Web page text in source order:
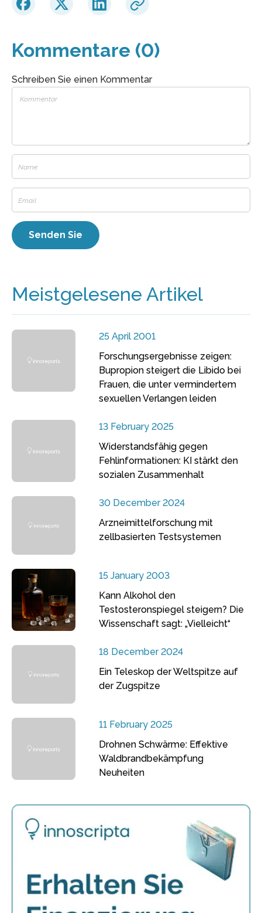
Kommentare (0)
Schreiben Sie einen Kommentar
Meistgelesene Artikel
25 April 2001
Forschungsergebnisse zeigen:
Bupropion steigert die Libido bei
Frauen, die unter vermindertem
sexuellen Verlangen leiden
13 February 2025
Widerstandsfähig gegen
Fehlinformationen: KI stärkt den
sozialen Zusammenhalt
30 December 2024
Arzneimittelforschung mit
zellbasierten Testsystemen
15 January 2003
Kann Alkohol den
Testosteronspiegel steigern? Die
Wissenschaft sagt: „Vielleicht“
18 December 2024
Ein Teleskop der Weltspitze auf
der Zugspitze
11 February 2025
Drohnen Schwärme: Effektive
Waldbrandbekämpfung
Neuheiten